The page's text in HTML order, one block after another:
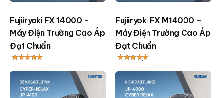
Fujiiryoki FX 14000 –
Máy Điện Trường Cao Áp
Đạt Chuẩn
Được xếp
hạng4.98
5 sao
Fujiiryoki FX M14000 –
Máy Điện Trường Cao Áp
Đạt Chuẩn
Được xếp
hạng4.97
5 sao